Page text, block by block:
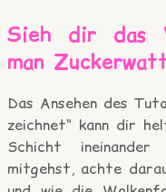
Sieh dir das
man
Das Ansehen des
zeichnet“ kann dir
Schicht
mitgehst, achte